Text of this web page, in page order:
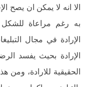
الا انه لا يمكن ان يصح
الإرادة في مجال
الحقيقية للارادة، ومن